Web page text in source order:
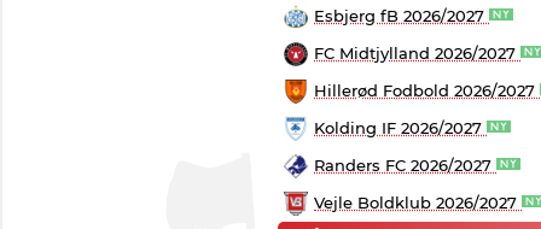
Esbjerg fB 2026/2027
FC Midtjylland 2026/2027
Hillerød Fodbold 2026/2027
Kolding IF 2026/2027
Randers FC 2026/2027
Vejle Boldklub 2026/2027